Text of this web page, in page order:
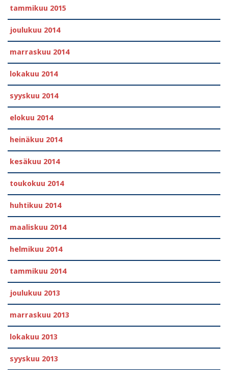
tammikuu 2015
joulukuu 2014
marraskuu 2014
lokakuu 2014
syyskuu 2014
elokuu 2014
heinäkuu 2014
kesäkuu 2014
toukokuu 2014
huhtikuu 2014
maaliskuu 2014
helmikuu 2014
tammikuu 2014
joulukuu 2013
marraskuu 2013
lokakuu 2013
syyskuu 2013